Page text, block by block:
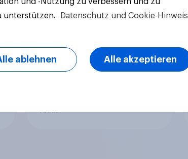
Gesundheitslösungen
Artikel
unterstützen.
Datenschutz und Cookie-Hinweis
ablehnen Alle akzeptieren